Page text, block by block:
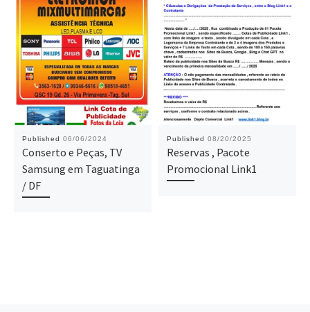
Published 06/06/2024
Conserto e Peças, TV
Samsung em Taguatinga
/ DF
Published 08/20/2025
Reservas , Pacote
Promocional Link1